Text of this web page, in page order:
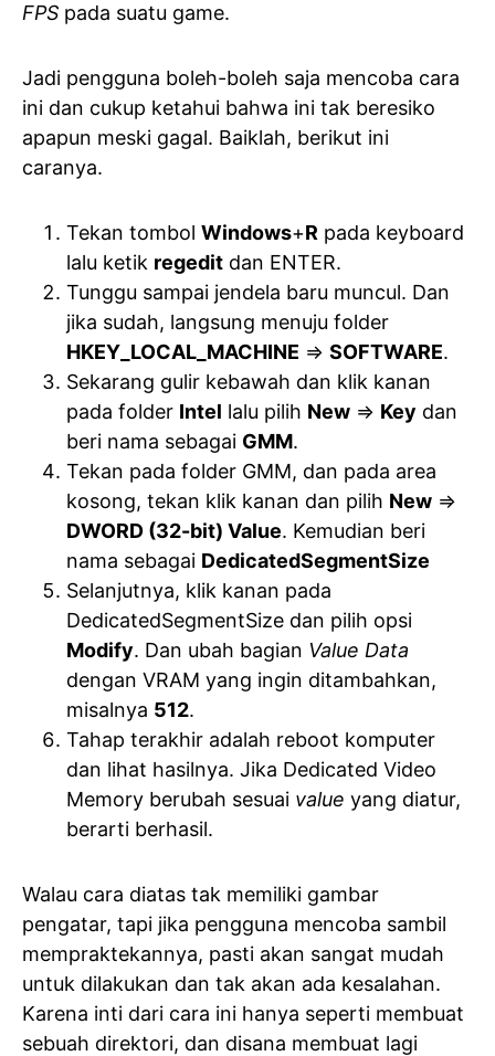
FPS pada suatu game.
Jadi pengguna boleh-boleh saja mencoba cara
ini dan cukup ketahui bahwa ini tak beresiko
apapun meski gagal. Baiklah, berikut ini
caranya.
Tekan tombol Windows+R pada keyboard
lalu ketik regedit dan ENTER.
Tunggu sampai jendela baru muncul. Dan
jika sudah, langsung menuju folder
HKEY_LOCAL_MACHINE => SOFTWARE.
Sekarang gulir kebawah dan klik kanan
pada folder Intel lalu pilih New => Key dan
beri nama sebagai GMM.
Tekan pada folder GMM, dan pada area
kosong, tekan klik kanan dan pilih New =>
DWORD (32-bit) Value. Kemudian beri
nama sebagai DedicatedSegmentSize
Selanjutnya, klik kanan pada
DedicatedSegmentSize dan pilih opsi
Modify. Dan ubah bagian Value Data
dengan VRAM yang ingin ditambahkan,
misalnya 512.
Tahap terakhir adalah reboot komputer
dan lihat hasilnya. Jika Dedicated Video
Memory berubah sesuai value yang diatur,
berarti berhasil.
Walau cara diatas tak memiliki gambar
pengatar, tapi jika pengguna mencoba sambil
mempraktekannya, pasti akan sangat mudah
untuk dilakukan dan tak akan ada kesalahan.
Karena inti dari cara ini hanya seperti membuat
sebuah direktori, dan disana membuat lagi